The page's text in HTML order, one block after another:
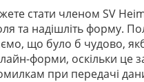
стати членом SV
та надішліть форму.
що було б чудово,
форми, оскільки це
при передачі